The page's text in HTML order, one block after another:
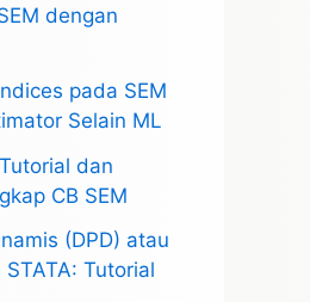
dengan
pada SEM
Selain ML
dan
CB SEM
(DPD) atau
Tutorial